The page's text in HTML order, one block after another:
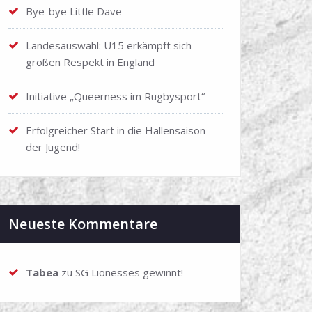
Bye-bye Little Dave
Landesauswahl: U15 erkämpft sich
großen Respekt in England
Initiative „Queerness im Rugbysport“
Erfolgreicher Start in die Hallensaison
der Jugend!
Neueste Kommentare
Tabea zu SG Lionesses gewinnt!